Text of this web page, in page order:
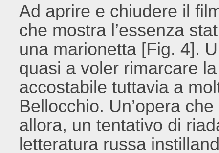
Ad aprire e chiudere il
che mostra l’essenza
una marionetta [Fig. 4].
quasi a voler rimarcare
accostabile tuttavia a
Bellocchio. Un’opera
allora, un tentativo di
letteratura russa